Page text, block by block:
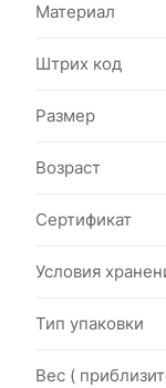
Материал
Штрих код
Размер
Возраст
Сертификат
Условия
Тип упаковки
Вес (